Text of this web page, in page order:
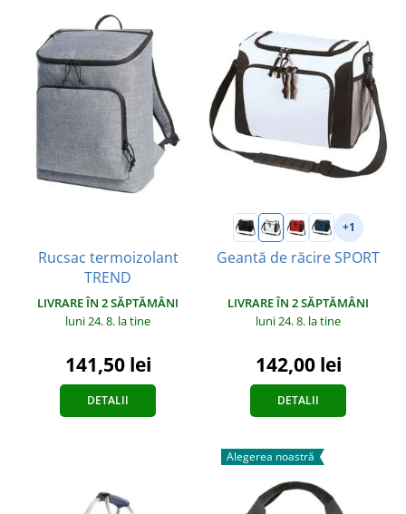
Rucsac termoizolant
TREND
LIVRARE ÎN 2 SĂPTĂMÂNI
luni 24. 8. la tine
141,50 lei
DETALII
+1
Geantă de răcire SPORT
LIVRARE ÎN 2 SĂPTĂMÂNI
luni 24. 8. la tine
142,00 lei
DETALII
Alegerea noastră